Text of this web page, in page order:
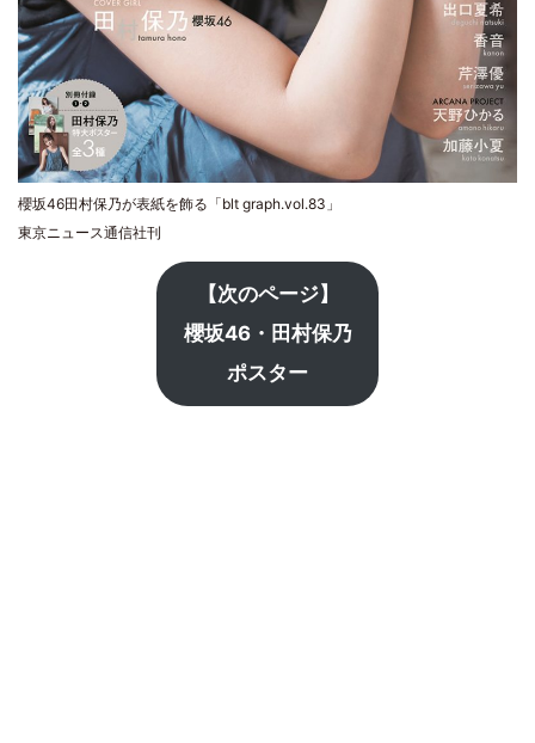
櫻坂46田村保乃が表紙を飾る「blt graph.vol.83」
東京ニュース通信社刊
【次のページ】
櫻坂46・田村保乃
ポスター